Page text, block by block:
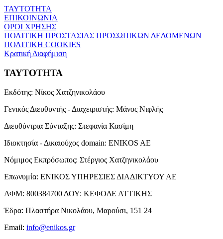
ΤΑΥΤΟΤΗΤΑ
ΕΠΙΚΟΙΝΩΝΙΑ
ΟΡΟΙ ΧΡΗΣΗΣ
ΠΟΛΙΤΙΚΗ ΠΡΟΣΤΑΣΙΑΣ ΠΡΟΣΩΠΙΚΩΝ ΔΕΔΟΜΕΝΩΝ
ΠΟΛΙΤΙΚΗ COOKIES
Κρατική Διαφήμιση
ΤΑΥΤΟΤΗΤΑ
Εκδότης: Νίκος Χατζηνικολάου
Γενικός Διευθυντής - Διαχειριστής: Μάνος Νιφλής
Διευθύντρια Σύνταξης: Στεφανία Κασίμη
Ιδιοκτησία - Δικαιούχος domain: ENIKOS AE
Νόμιμος Εκπρόσωπος: Στέργιος Χατζηνικολάου
Επωνυμία: ΕΝΙΚΟΣ ΥΠΗΡΕΣΙΕΣ ΔΙΑΔΙΚΤΥΟΥ ΑΕ
ΑΦΜ: 800384700 ΔΟΥ: ΚΕΦΟΔΕ ΑΤΤΙΚΗΣ
Έδρα: Πλαστήρα Νικολάου, Μαρούσι, 151 24
Email: info@enikos.gr